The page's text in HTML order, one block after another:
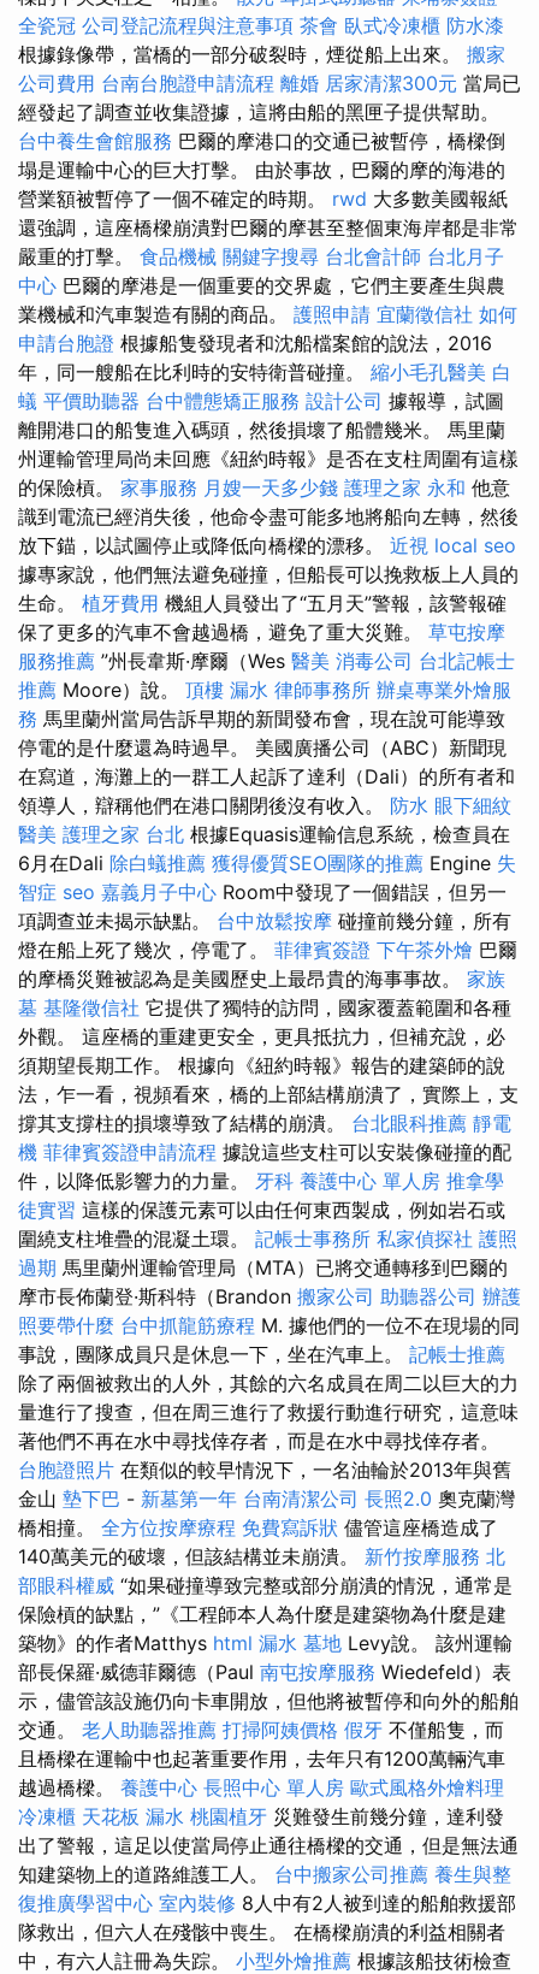
全瓷冠 公司登記流程與注意事項 茶會 臥式冷凍櫃 防水漆
根據錄像帶，當橋的一部分破裂時，煙從船上出來。 搬家
公司費用 台南台胞證申請流程 離婚 居家清潔300元 當局已
經發起了調查並收集證據，這將由船的黑匣子提供幫助。
台中養生會館服務 巴爾的摩港口的交通已被暫停，橋樑倒
塌是運輸中心的巨大打擊。 由於事故，巴爾的摩的海港的
營業額被暫停了一個不確定的時期。 rwd 大多數美國報紙
還強調，這座橋樑崩潰對巴爾的摩甚至整個東海岸都是非常
嚴重的打擊。 食品機械 關鍵字搜尋 台北會計師 台北月子
中心 巴爾的摩港是一個重要的交界處，它們主要產生與農
業機械和汽車製造有關的商品。 護照申請 宜蘭徵信社 如何
申請台胞證 根據船隻發現者和沈船檔案館的說法，2016
年，同一艘船在比利時的安特衛普碰撞。 縮小毛孔醫美 白
蟻 平價助聽器 台中體態矯正服務 設計公司 據報導，試圖
離開港口的船隻進入碼頭，然後損壞了船體幾米。 馬里蘭
州運輸管理局尚未回應《紐約時報》是否在支柱周圍有這樣
的保險槓。 家事服務 月嫂一天多少錢 護理之家 永和 他意
識到電流已經消失後，他命令盡可能多地將船向左轉，然後
放下錨，以試圖停止或降低向橋樑的漂移。 近視 local seo
據專家說，他們無法避免碰撞，但船長可以挽救板上人員的
生命。 植牙費用 機組人員發出了“五月天”警報，該警報確
保了更多的汽車不會越過橋，避免了重大災難。 草屯按摩
服務推薦 ”州長韋斯·摩爾（Wes 醫美 消毒公司 台北記帳士
推薦 Moore）說。 頂樓 漏水 律師事務所 辦桌專業外燴服
務 馬里蘭州當局告訴早期的新聞發布會，現在說可能導致
停電的是什麼還為時過早。 美國廣播公司（ABC）新聞現
在寫道，海灘上的一群工人起訴了達利（Dali）的所有者和
領導人，辯稱他們在港口關閉後沒有收入。 防水 眼下細紋
醫美 護理之家 台北 根據Equasis運輸信息系統，檢查員在
6月在Dali 除白蟻推薦 獲得優質SEO團隊的推薦 Engine 失
智症 seo 嘉義月子中心 Room中發現了一個錯誤，但另一
項調查並未揭示缺點。 台中放鬆按摩 碰撞前幾分鐘，所有
燈在船上死了幾次，停電了。 菲律賓簽證 下午茶外燴 巴爾
的摩橋災難被認為是美國歷史上最昂貴的海事事故。 家族
墓 基隆徵信社 它提供了獨特的訪問，國家覆蓋範圍和各種
外觀。 這座橋的重建更安全，更具抵抗力，但補充說，必
須期望長期工作。 根據向《紐約時報》報告的建築師的說
法，乍一看，視頻看來，橋的上部結構崩潰了，實際上，支
撐其支撐柱的損壞導致了結構的崩潰。 台北眼科推薦 靜電
機 菲律賓簽證申請流程 據說這些支柱可以安裝像碰撞的配
件，以降低影響力的力量。 牙科 養護中心 單人房 推拿學
徒實習 這樣的保護元素可以由任何東西製成，例如岩石或
圍繞支柱堆疊的混凝土環。 記帳士事務所 私家偵探社 護照
過期 馬里蘭州運輸管理局（MTA）已將交通轉移到巴爾的
摩市長佈蘭登·斯科特（Brandon 搬家公司 助聽器公司 辦護
照要帶什麼 台中抓龍筋療程 M. 據他們的一位不在現場的同
事說，團隊成員只是休息一下，坐在汽車上。 記帳士推薦
除了兩個被救出的人外，其餘的六名成員在周二以巨大的力
量進行了搜查，但在周三進行了救援行動進行研究，這意味
著他們不再在水中尋找倖存者，而是在水中尋找倖存者。
台胞證照片 在類似的較早情況下，一名油輪於2013年與舊
金山 墊下巴 - 新墓第一年 台南清潔公司 長照2.0 奧克蘭灣
橋相撞。 全方位按摩療程 免費寫訴狀 儘管這座橋造成了
140萬美元的破壞，但該結構並未崩潰。 新竹按摩服務 北
部眼科權威 “如果碰撞導致完整或部分崩潰的情況，通常是
保險槓的缺點，”《工程師本人為什麼是建築物為什麼是建
築物》的作者Matthys html 漏水 墓地 Levy說。 該州運輸
部長保羅·威德菲爾德（Paul 南屯按摩服務 Wiedefeld）表
示，儘管該設施仍向卡車開放，但他將被暫停和向外的船舶
交通。 老人助聽器推薦 打掃阿姨價格 假牙 不僅船隻，而
且橋樑在運輸中也起著重要作用，去年只有1200萬輛汽車
越過橋樑。 養護中心 長照中心 單人房 歐式風格外燴料理
冷凍櫃 天花板 漏水 桃園植牙 災難發生前幾分鐘，達利發
出了警報，這足以使當局停止通往橋樑的交通，但是無法通
知建築物上的道路維護工人。 台中搬家公司推薦 養生與整
復推廣學習中心 室內裝修 8人中有2人被到達的船舶救援部
隊救出，但六人在殘骸中喪生。 在橋樑崩潰的利益相關者
中，有六人註冊為失踪。 小型外燴推薦 根據該船技術檢查